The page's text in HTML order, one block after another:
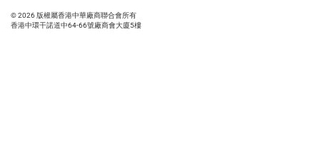
© 2026 版權屬香港中華廠商聯合會所有
香港中環干諾道中64-66號廠商會大廈5樓